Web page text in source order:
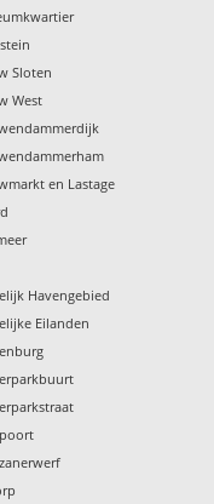
Sloten
West
en Lastage
Havengebied
Eilanden